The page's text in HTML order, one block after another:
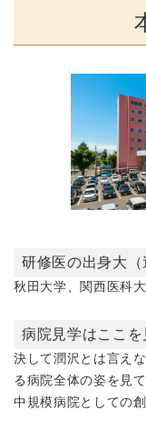
研修医の出身大（
秋田大学、関西医科
病院見学はここを
決して潤沢とは言え
る病院全体の姿を見
中規模病院としての